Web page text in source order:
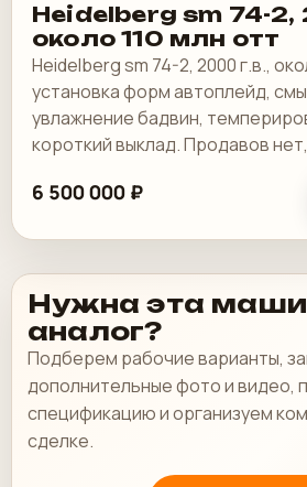
Heidelberg sm 74-2,
около 110 млн отт
Heidelberg sm 74-2, 2000 г.в.,
установка форм автоплейд,
увлажнение бадвин,
короткий выклад. Продавов
хорошем состоянии, таскалки
6 500 000 ₽
Нужна эта
аналог?
Подберем рабочие варианты,
дополнительные фото и видео,
спецификацию и организуем
сделке.